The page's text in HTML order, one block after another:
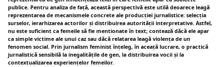
publice. Pentru analiza de față, această perspectivă este utilă deoarece leagă
reprezentarea de mecanismele concrete ale producției jurnalistice: selecția
surselor, ierarhizarea actorilor și distribuirea autorității interpretative. Astfel,
nu este suficient ca femeile să fie mentionate în text; contează dăcă ele apar
ca simple victime ale unui caz sau dăcă relatarea leagă violența de un
fenomen social. Prin jurnalism feminist înțeleg, în aceață lucrare, o practică
jurnalistică sensibilă la inegalitățile de gen, la distribuirea vocii și la
contextualizarea experiențelor femeilor.